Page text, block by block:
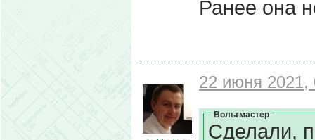
Ранее она
22 июня 2021,
Вольтмастер
Сделали,